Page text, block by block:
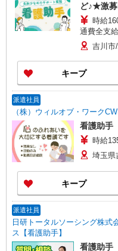
ど♪★激
時給
通費全支
吉川市
キープ
派遣社員
（株）ウィルオブ・ワーク
看護助手
埼玉県
キープ
派遣社員
日研トータルソーシング株
ス【看護助手】
看護助手